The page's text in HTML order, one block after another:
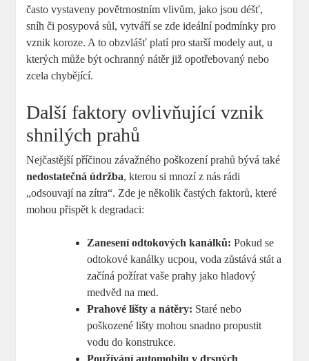
často vystaveny povětrnostním vlivům, jako jsou déšť,
sníh či posypová sůl, vytváří se zde ideální podmínky pro
vznik koroze. A to obzvlášť platí pro starší modely aut, u
kterých může být ochranný nátěr již opotřebovaný nebo
zcela chybějící.
Další faktory ovlivňující vznik
shnilých prahů
Nejčastější příčinou závažného poškození prahů bývá také
nedostatečná údržba, kterou si mnozí z nás rádi
„odsouvají na zítra“. Zde je několik častých faktorů, které
mohou přispět k degradaci:
Zanesení odtokových kanálků: Pokud se
odtokové kanálky ucpou, voda zůstává stát a
začíná požírat vaše prahy jako hladový
medvěd na med.
Prahové lišty a nátěry: Staré nebo
poškozené lišty mohou snadno propustit
vodu do konstrukce.